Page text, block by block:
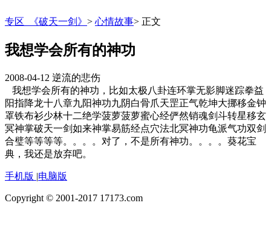
专区_《破天一剑》 > 心情故事> 正文
我想学会所有的神功
2008-04-12 逆流的悲伤
我想学会所有的神功，比如太极八卦连环掌无影脚迷踪拳益
阳指降龙十八章九阳神功九阴白骨爪天罡正气乾坤大挪移金钟
罩铁布衫少林十二绝学菠萝菠萝蜜心经俨然销魂剑斗转星移玄
冥神掌破天一剑如来神掌易筋经点穴法北冥神功龟派气功双剑
合璧等等等等。。。。对了，不是所有神功。。。。葵花宝
典，我还是放弃吧。
手机版 |电脑版
Copyright © 2001-2017 17173.com